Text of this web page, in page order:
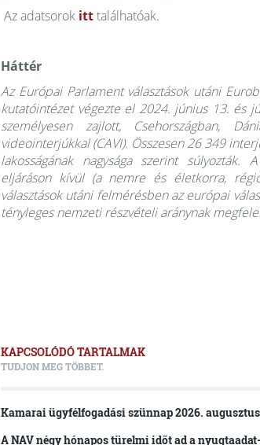
Az adatsorok itttalálhatóak.
Háttér
Az Európai Parlament választások utáni
kutatóintézet végezte el 2024. június 13. és
személyesen zajlott, Csehországban,
videointerjúkkal (CAVI). Összesen 26 349
lakosságának nagysága szerint súlyozták.
eljáráson kívül (a nemre és életkorra,
választások utáni felmérésben az európai
tényleges nemzeti részvételi aránynak
KAPCSOLÓDÓ TARTALMAK
TUDJON MEG TÖBBET.
Kamarai ügyfélfogadási szünnap 2026.
A NAV négy hónapos türelmi időt ad a